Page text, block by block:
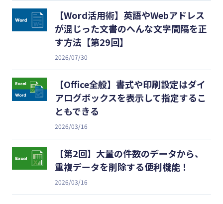
【Word活用術】英語やWebアドレス
が混じった文書のへんな文字間隔を正
す方法【第29回】
2026/07/30
【Office全般】書式や印刷設定はダイ
アログボックスを表示して指定するこ
ともできる
2026/03/16
【第2回】大量の件数のデータから、
重複データを削除する便利機能！
2026/03/16